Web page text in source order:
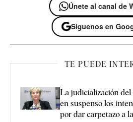
Únete al canal de
Síguenos en
TE PUEDE
La judicialización del
en suspenso los
por dar carpetazo a